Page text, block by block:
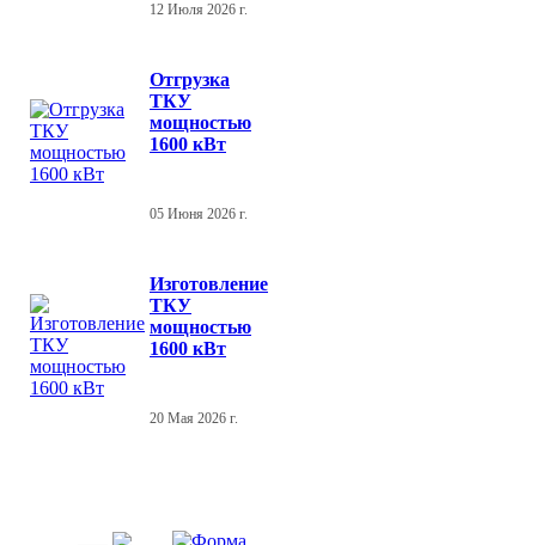
12 Июля 2026 г.
Отгрузка
ТКУ
мощностью
1600 кВт
05 Июня 2026 г.
Изготовление
ТКУ
мощностью
1600 кВт
20 Мая 2026 г.